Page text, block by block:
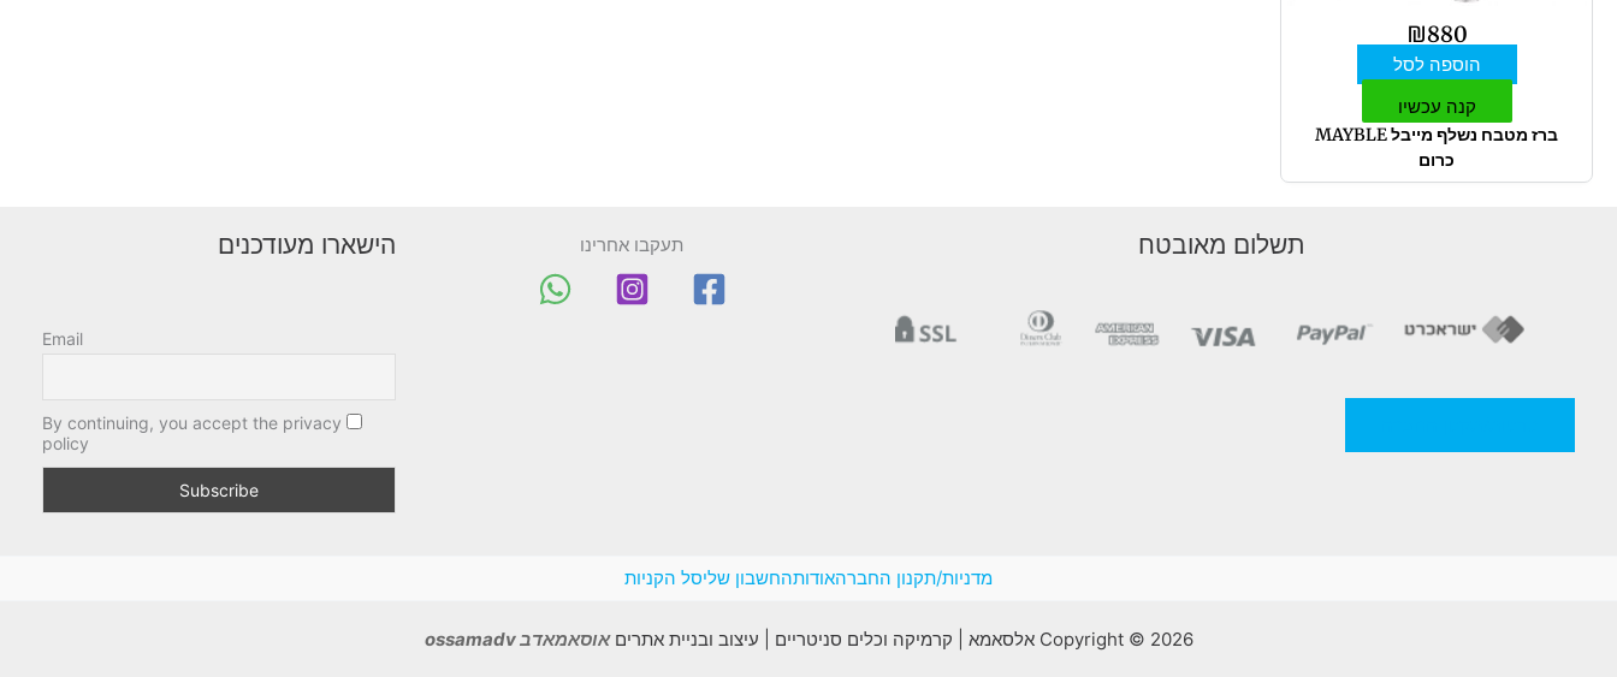
₪880
הוספה לסל
קנה עכשיו
ברז מטבח נשלף מייבל MAYBLE
כרום
תשלום מאובטח תעקבו אחרינו הישארו מעודכנים
Email
By continuing, you accept the privacy
policy
מדניות/תקנון החברהאודותהחשבון שליסל הקניות
Copyright © 2026 אלסאמא | קרמיקה וכלים סניטריים | עיצוב ובניית אתרים אוסאמאדב ossamadv